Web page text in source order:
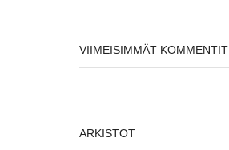
VIIMEISIMMÄT KOMMENTIT
ARKISTOT